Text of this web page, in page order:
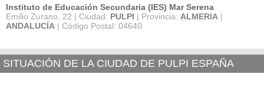
Instituto de Educación Secundaria (IES) Mar Serena
Emilio Zurano, 22 | Ciudad: PULPI | Provincia: ALMERIA |
ANDALUCÍA | Código Postal: 04640
SITUACIÓN DE LA CIUDAD DE PULPI ESPAÑA